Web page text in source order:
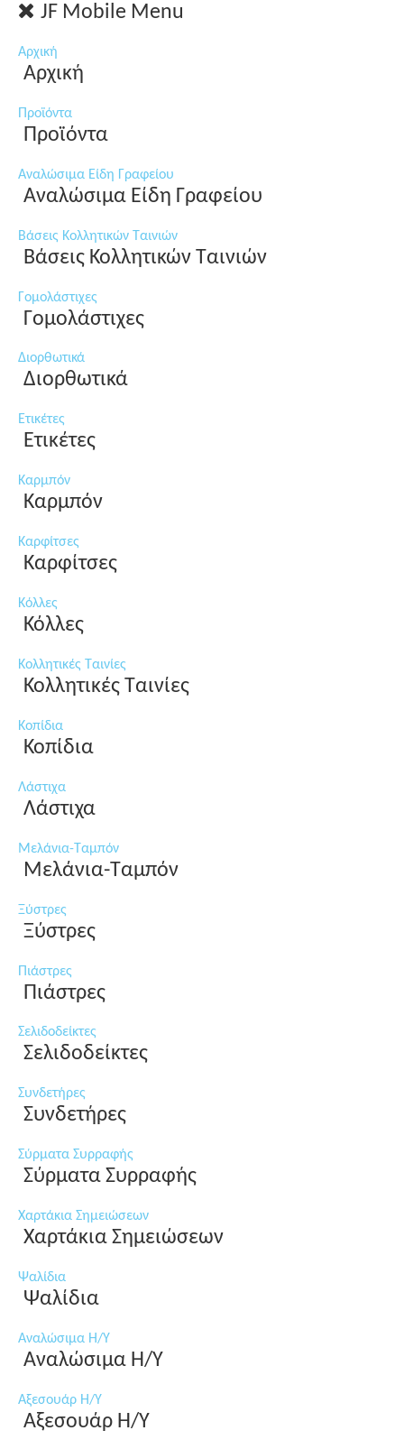
JF Mobile Menu
Αρχική
Αρχική
Προϊόντα
Προϊόντα
Αναλώσιμα Είδη Γραφείου
Αναλώσιμα Είδη Γραφείου
Βάσεις Κολλητικών Ταινιών
Βάσεις Κολλητικών Ταινιών
Γομολάστιχες
Γομολάστιχες
Διορθωτικά
Διορθωτικά
Ετικέτες
Ετικέτες
Καρμπόν
Καρμπόν
Καρφίτσες
Καρφίτσες
Κόλλες
Κόλλες
Κολλητικές Ταινίες
Κολλητικές Ταινίες
Κοπίδια
Κοπίδια
Λάστιχα
Λάστιχα
Μελάνια-Ταμπόν
Μελάνια-Ταμπόν
Ξύστρες
Ξύστρες
Πιάστρες
Πιάστρες
Σελιδοδείκτες
Σελιδοδείκτες
Συνδετήρες
Συνδετήρες
Σύρματα Συρραφής
Σύρματα Συρραφής
Χαρτάκια Σημειώσεων
Χαρτάκια Σημειώσεων
Ψαλίδια
Ψαλίδια
Αναλώσιμα Η/Υ
Αναλώσιμα Η/Υ
Αξεσουάρ Η/Υ
Αξεσουάρ Η/Υ